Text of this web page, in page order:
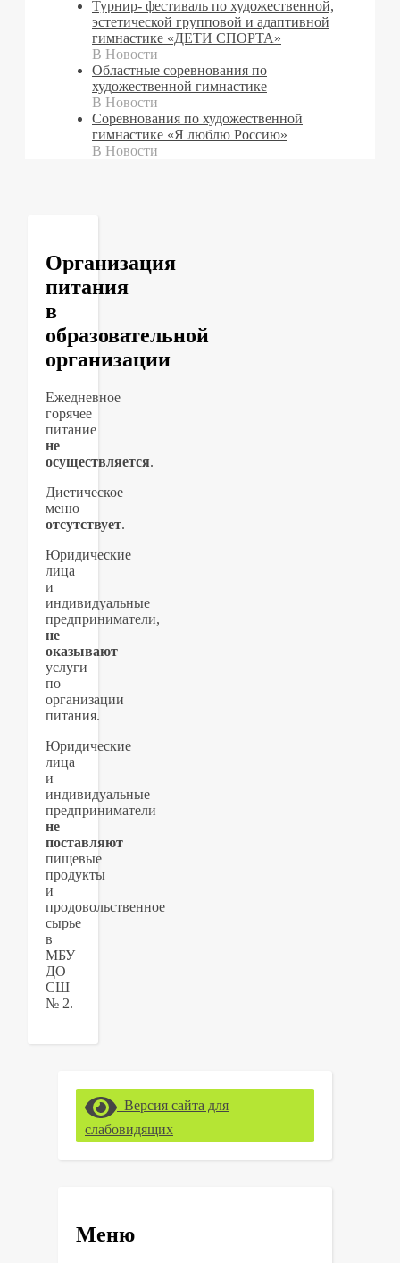
Турнир- фестиваль по художественной,
эстетической групповой и адаптивной
гимнастике «ДЕТИ СПОРТА»
В Новости
Областные соревнования по
художественной гимнастике
В Новости
Cоревнования по художественной
гимнастике «Я люблю Россию»
В Новости
Организация
питания
в
образовательной
организации
Ежедневное
горячее
питание
не
осуществляется.
Диетическое
меню
отсутствует.
Юридические
лица
и
индивидуальные
предприниматели,
не
оказывают
услуги
по
организации
питания.
Юридические
лица
и
индивидуальные
предприниматели
не
поставляют
пищевые
продукты
и
продовольственное
сырье
в
МБУ
ДО
СШ
№ 2.
Версия сайта для
слабовидящих
Меню